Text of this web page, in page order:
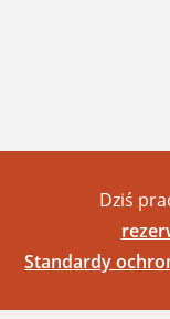
Dziś
Standardy